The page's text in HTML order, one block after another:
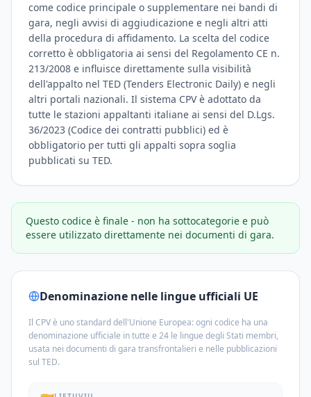
come codice principale o supplementare nei bandi di
gara, negli avvisi di aggiudicazione e negli altri atti
della procedura di affidamento. La scelta del codice
corretto è obbligatoria ai sensi del Regolamento CE n.
213/2008 e influisce direttamente sulla visibilità
dell'appalto nel TED (Tenders Electronic Daily) e negli
altri portali nazionali. Il sistema CPV è adottato da
tutte le stazioni appaltanti italiane ai sensi del D.Lgs.
36/2023 (Codice dei contratti pubblici) ed è
obbligatorio per tutti gli appalti sopra soglia
pubblicati su TED.
Questo codice è finale - non ha sottocategorie e può
essere utilizzato direttamente nei documenti di gara.
Denominazione nelle lingue ufficiali UE
Il CPV è uno standard dell'Unione Europea: ogni codice ha una
denominazione ufficiale in tutte e 24 le lingue degli Stati membri,
usata nei documenti di gara transfrontalieri e nelle pubblicazioni
sul TED.